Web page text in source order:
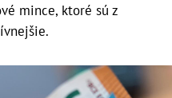
mince, ktoré sú z